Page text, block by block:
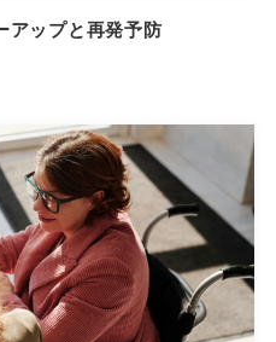
アップと再発予防